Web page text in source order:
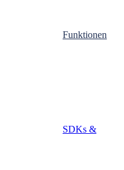
Funktionen
SDKs &